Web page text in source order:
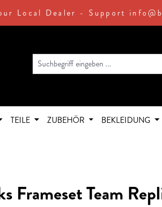
Local Dealer - Support
TEILE ZUBEHÖR BEKLEIDUNG
Frameset Team